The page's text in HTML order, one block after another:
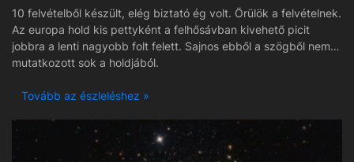
10 felvételből készült, elég biztató ég volt. Örülök a felvételnek.
Az europa hold kis pettyként a felhősávban kivehető picit
jobbra a lenti nagyobb folt felett. Sajnos ebből a szögből nem
mutatkozott sok a holdjából.
Tovább az észleléshez »